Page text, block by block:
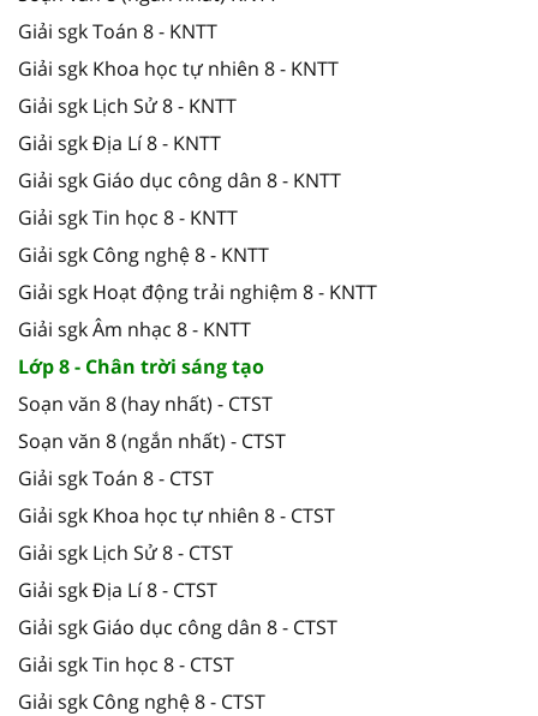
Giải sgk Toán 8 - KNTT
Giải sgk Khoa học tự nhiên 8 - KNTT
Giải sgk Lịch Sử 8 - KNTT
Giải sgk Địa Lí 8 - KNTT
Giải sgk Giáo dục công dân 8 - KNTT
Giải sgk Tin học 8 - KNTT
Giải sgk Công nghệ 8 - KNTT
Giải sgk Hoạt động trải nghiệm 8 - KNTT
Giải sgk Âm nhạc 8 - KNTT
Lớp 8 - Chân trời sáng tạo
Soạn văn 8 (hay nhất) - CTST
Soạn văn 8 (ngắn nhất) - CTST
Giải sgk Toán 8 - CTST
Giải sgk Khoa học tự nhiên 8 - CTST
Giải sgk Lịch Sử 8 - CTST
Giải sgk Địa Lí 8 - CTST
Giải sgk Giáo dục công dân 8 - CTST
Giải sgk Tin học 8 - CTST
Giải sgk Công nghệ 8 - CTST